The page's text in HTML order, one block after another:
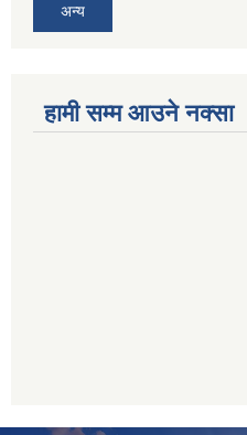
अन्य
हामी सम्म आउने नक्सा
betwild
hdasianporns.net